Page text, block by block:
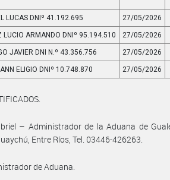
LUCAS DNIº 41.192.695 27/05/2026
LUCIO ARMANDO DNIº 95.194.510 27/05/2026
JAVIER DNI N.º 43.356.756 27/05/2026
ELIGIO DNIº 10.748.870 27/05/2026
– Administrador de la Aduana de
Entre Ríos, Tel. 03446-426263.
de Aduana.